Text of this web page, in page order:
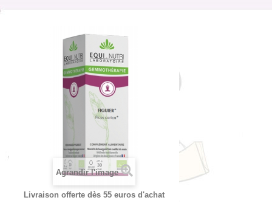
Agrandir l'image
Livraison offerte dès 55 euros d'achat